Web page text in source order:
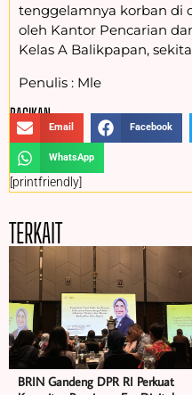
tenggelamnya korban di
oleh Kantor Pencarian
Kelas A Balikpapan,
Penulis : Mle
BAGIKAN :
Email Facebook
WhatsApp
[printfriendly]
TERKAIT
BRIN Gandeng DPR RI Perkuat